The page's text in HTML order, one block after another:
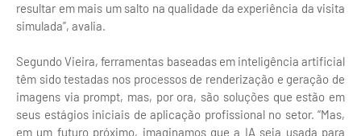
resultar em mais um salto na qualidade da experiência da visita
simulada”, avalia.
Segundo Vieira, ferramentas baseadas em inteligência artificial
têm sido testadas nos processos de renderização e geração de
imagens via prompt, mas, por ora, são soluções que estão em
seus estágios iniciais de aplicação profissional no setor. “Mas,
em um futuro próximo, imaginamos que a IA seja usada para